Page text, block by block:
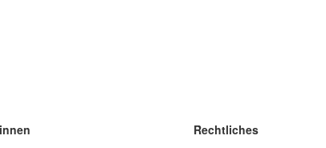
Rechtliches